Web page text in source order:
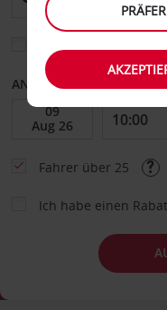
ANFANGSDATUM
Fahrer über 25
Ich habe einen